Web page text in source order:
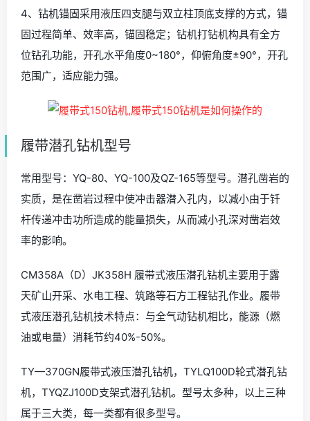
4、钻机锚固采用液压四支腿与双立柱顶底支撑的方式，锚
固过程简单、效率高，锚固稳定；钻机打钻机构具有全方
位钻孔功能，开孔水平角度0~180°，仰俯角度±90°，开孔
范围广，适应能力强。
履带潜孔钻机型号
常用型号：YQ-80、YQ-100及QZ-165等型号。潜孔凿岩的
实质，是在凿岩过程中使冲击器潜入孔内，以减小由于钎
杆传递冲击功所造成的能量损失，从而减小孔深对凿岩效
率的影响。
CM358A（D）JK358H 履带式液压潜孔钻机主要用于露
天矿山开采、水电工程、筑路等石方工程钻孔作业。履带
式液压潜孔钻机技术特点：与全气动钻机相比，能源（燃
油或电量）消耗节约40%-50%。
TY—370GN履带式液压潜孔钻机，TYLQ100D轮式潜孔钻
机，TYQZJ100D支架式潜孔钻机。型号太多种，以上三种
属于三大类，每一类都有很多型号。